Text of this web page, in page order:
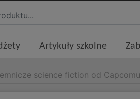
Artykuły szkolne
science fiction od Capcomu